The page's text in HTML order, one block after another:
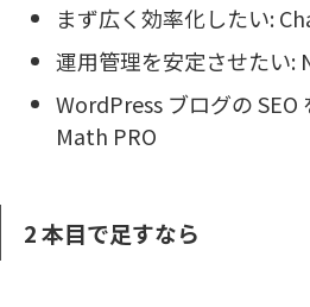
まず広く効率化したい:
運用管理を安定させたい:
WordPress ブログの SEO
Math PRO
2 本目で足すなら